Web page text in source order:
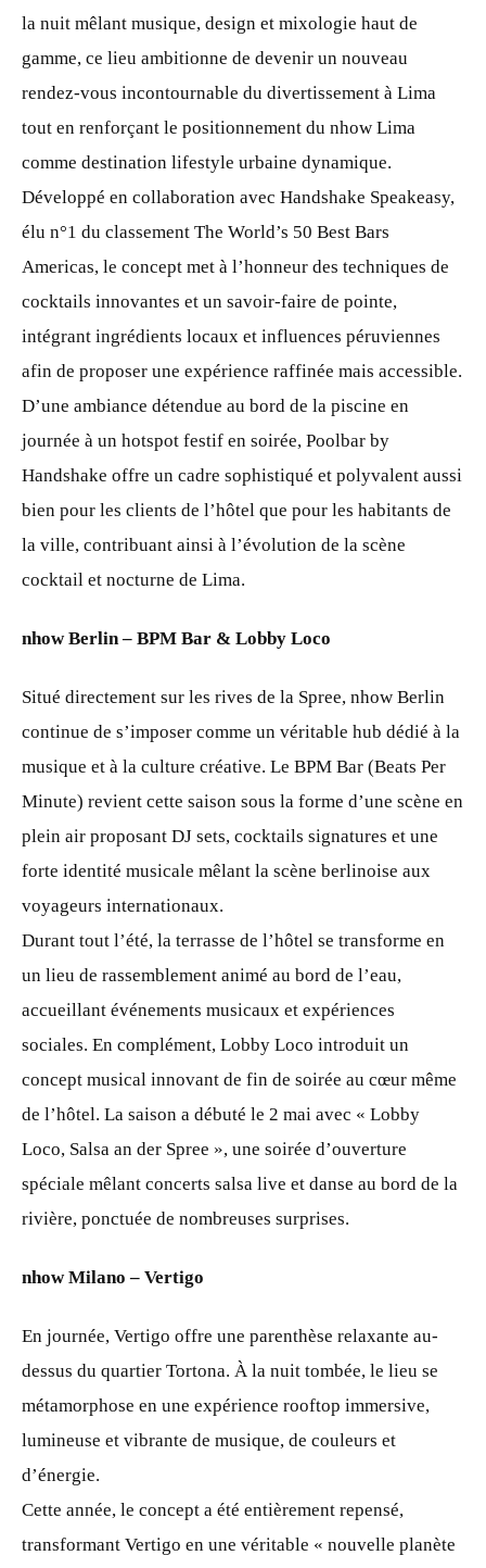
la nuit mêlant musique, design et mixologie haut de
gamme, ce lieu ambitionne de devenir un nouveau
rendez-vous incontournable du divertissement à Lima
tout en renforçant le positionnement du nhow Lima
comme destination lifestyle urbaine dynamique.
Développé en collaboration avec Handshake Speakeasy,
élu n°1 du classement The World’s 50 Best Bars
Americas, le concept met à l’honneur des techniques de
cocktails innovantes et un savoir-faire de pointe,
intégrant ingrédients locaux et influences péruviennes
afin de proposer une expérience raffinée mais accessible.
D’une ambiance détendue au bord de la piscine en
journée à un hotspot festif en soirée, Poolbar by
Handshake offre un cadre sophistiqué et polyvalent aussi
bien pour les clients de l’hôtel que pour les habitants de
la ville, contribuant ainsi à l’évolution de la scène
cocktail et nocturne de Lima.
nhow Berlin – BPM Bar & Lobby Loco
Situé directement sur les rives de la Spree, nhow Berlin
continue de s’imposer comme un véritable hub dédié à la
musique et à la culture créative. Le BPM Bar (Beats Per
Minute) revient cette saison sous la forme d’une scène en
plein air proposant DJ sets, cocktails signatures et une
forte identité musicale mêlant la scène berlinoise aux
voyageurs internationaux.
Durant tout l’été, la terrasse de l’hôtel se transforme en
un lieu de rassemblement animé au bord de l’eau,
accueillant événements musicaux et expériences
sociales. En complément, Lobby Loco introduit un
concept musical innovant de fin de soirée au cœur même
de l’hôtel. La saison a débuté le 2 mai avec « Lobby
Loco, Salsa an der Spree », une soirée d’ouverture
spéciale mêlant concerts salsa live et danse au bord de la
rivière, ponctuée de nombreuses surprises.
nhow Milano – Vertigo
En journée, Vertigo offre une parenthèse relaxante au-
dessus du quartier Tortona. À la nuit tombée, le lieu se
métamorphose en une expérience rooftop immersive,
lumineuse et vibrante de musique, de couleurs et
d’énergie.
Cette année, le concept a été entièrement repensé,
transformant Vertigo en une véritable « nouvelle planète